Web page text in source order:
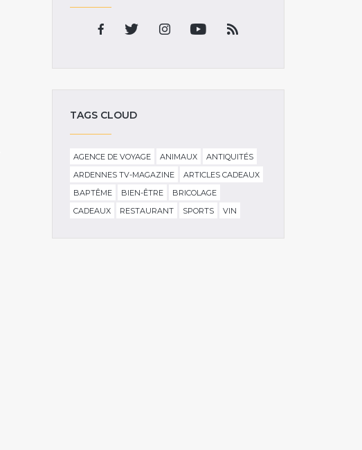
TAGS CLOUD
AGENCE DE VOYAGE ANIMAUX
ANTIQUITÉS
ARDENNES TV-MAGAZINE
ARTICLES CADEAUX
BAPTÊME
BIEN-ÊTRE
BRICOLAGE
CADEAUX
RESTAURANT SPORTS VIN